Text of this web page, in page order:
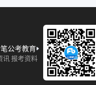
公考教育
讯 报考资料